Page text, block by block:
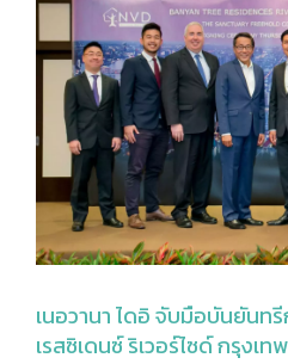
Life+Style
Infographic
ข่าวโปรโมชั่น
เนอวานา ไดอิ จับมือบันยันท
เรสซิเดนซ์ ริเวอร์ไซด์ กรุงเท